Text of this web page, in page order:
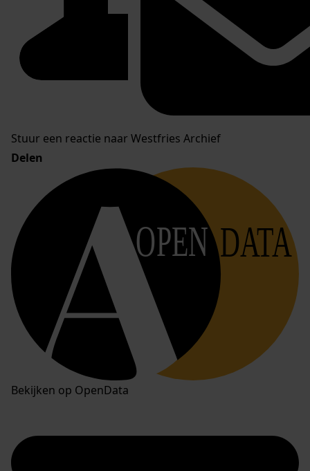
Stuur een reactie naar Westfries Archief
Delen
OPEN DATA
Bekijken op OpenData